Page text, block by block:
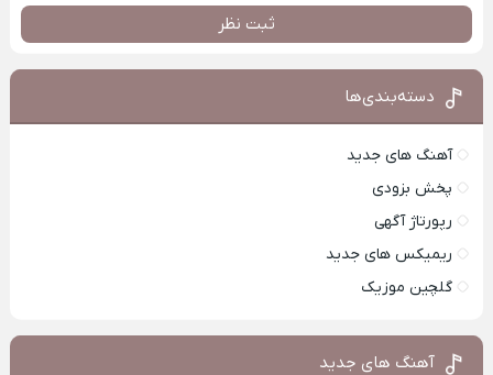
ثبت نظر
دسته‌بندی‌ها
آهنگ های جدید
پخش بزودی
رپورتاژ آگهی
ریمیکس های جدید
گلچین موزیک
آهنگ های جدید